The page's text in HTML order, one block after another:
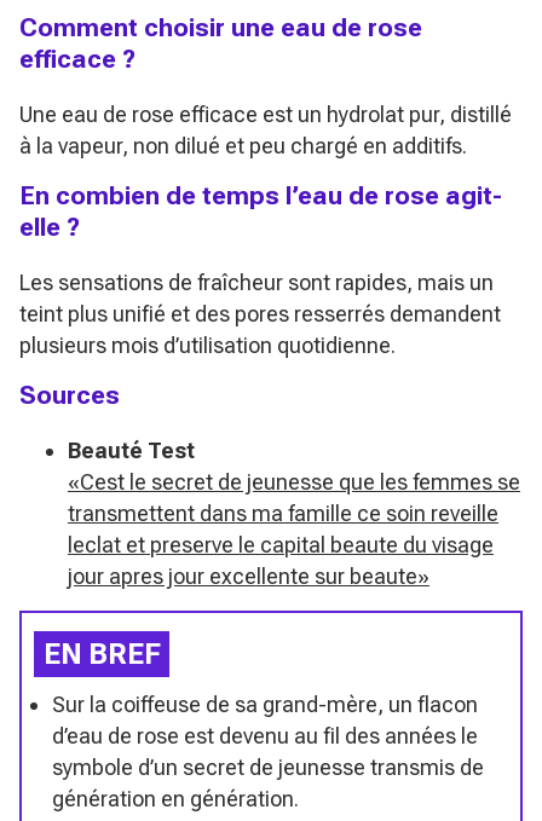
Comment choisir une eau de rose
efficace ?
Une eau de rose efficace est un hydrolat pur, distillé
à la vapeur, non dilué et peu chargé en additifs.
En combien de temps l’eau de rose agit-
elle ?
Les sensations de fraîcheur sont rapides, mais un
teint plus unifié et des pores resserrés demandent
plusieurs mois d’utilisation quotidienne.
Sources
Beauté Test
«Cest le secret de jeunesse que les femmes se
transmettent dans ma famille ce soin reveille
leclat et preserve le capital beaute du visage
jour apres jour excellente sur beaute»
EN BREF
Sur la coiffeuse de sa grand-mère, un flacon
d’eau de rose est devenu au fil des années le
symbole d’un secret de jeunesse transmis de
génération en génération.